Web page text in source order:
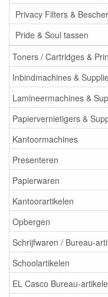
Privacy Filters &
Pride & Soul tassen
Toners / Cartridges &
Inbindmachines &
Lamineermachines &
Papiervernietigers &
Kantoormachines
Presenteren
Papierwaren
Kantoorartikelen
Opbergen
Schrijfwaren / Bureau-
Schoolartikelen
EL Casco Bureau-